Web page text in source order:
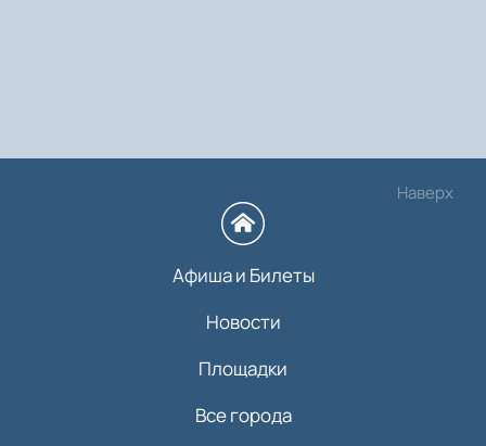
Наверх
Афиша и Билеты
Новости
Площадки
Все города